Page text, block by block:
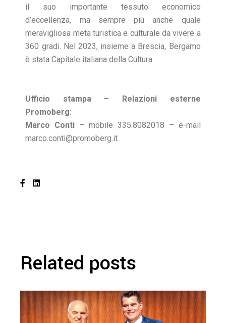
il suo importante tessuto economico
d’eccellenza, ma sempre più anche quale
meravigliosa meta turistica e culturale da vivere a
360 gradi. Nel 2023, insieme a Brescia, Bergamo
è stata Capitale italiana della Cultura.
Ufficio stampa – Relazioni esterne
Promoberg:
Marco Conti – mobile 335.8082018 – e-mail
marco.conti@promoberg.it
Related posts